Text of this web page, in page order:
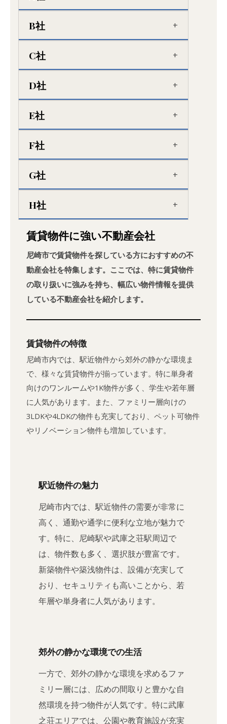
B社
C社
D社
E社
F社
G社
H社
賃貸物件に強い不動産会社
尼崎市で賃貸物件を探している方におすすめの不
動産会社を特集します。ここでは、特に賃貸物件
の取り扱いに強みを持ち、幅広い物件情報を提供
している不動産会社を紹介します。
賃貸物件の特徴
尼崎市内では、駅近物件から郊外の静かな環境ま
で、様々な賃貸物件が揃っています。特に単身者
向けのワンルームや1K物件が多く、学生や若年層
に人気があります。また、ファミリー層向けの
3LDKや4LDKの物件も充実しており、ペット可物件
やリノベーション物件も増加しています。
駅近物件の魅力
尼崎市内では、駅近物件の需要が非常に
高く、通勤や通学に便利な立地が魅力で
す。特に、尼崎駅や武庫之荘駅周辺で
は、物件数も多く、選択肢が豊富です。
新築物件や築浅物件は、設備が充実して
おり、セキュリティも高いことから、若
年層や単身者に人気があります。
郊外の静かな環境での生活
一方で、郊外の静かな環境を求めるファ
ミリー層には、広めの間取りと豊かな自
然環境を持つ物件が人気です。特に武庫
之荘エリアでは、公園や教育施設が充実